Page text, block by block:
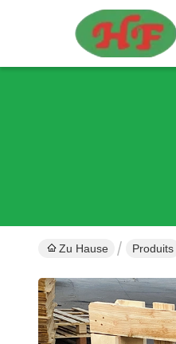
Zu Hause Produits